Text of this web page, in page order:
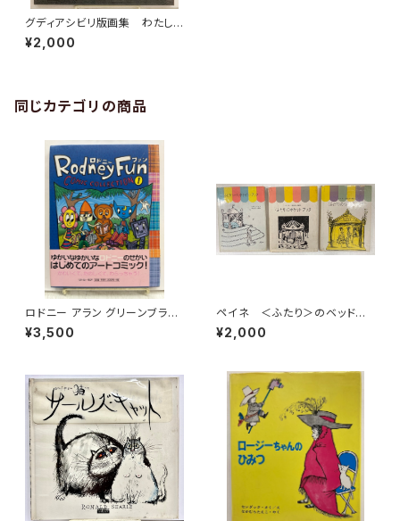
グディアシビリ版画集 わたし
のラド 解説 小宮山量平 限
定1500部 1972年 理論社
¥2,000
同じカテゴリの商品
ロドニー アラン グリーンブラッ
ド Rodney Fun ５冊セット
2000年 リトルモア刊
¥3,500
ペイネ ＜ふたり＞のベッドサ
イドブック ＜ふたり＞のポケッ
ト・ブック ＜ふたり＞のウィー
¥2,000